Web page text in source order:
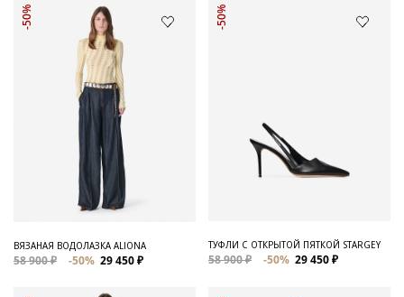
-50%
ВЯЗАНАЯ ВОДОЛАЗКА ALIONA
58 900 ₽ -50% 29 450 ₽
-50%
ТУФЛИ С ОТКРЫТОЙ ПЯТКОЙ STARGEY
58 900 ₽ -50% 29 450 ₽